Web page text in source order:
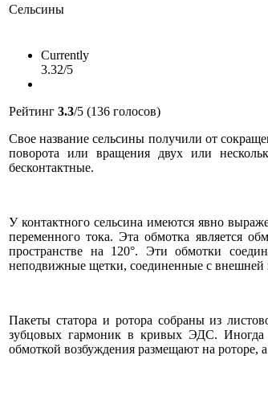
Сельсины
Currently
3.32/5
Рейтинг 3.3/5 (136 голосов)
Свое название сельсины получили от
поворота или вращения двух или
бесконтактные.
У контактного сельсина имеются явно
переменного тока. Эта обмотка является
пространстве на 120°. Эти обмотки
неподвижные щетки, соединенные с
Пакеты статора и ротора собраны из
зубцовых гармоник в кривых ЭДС. Иногда
обмоткой возбуждения размещают на роторе,